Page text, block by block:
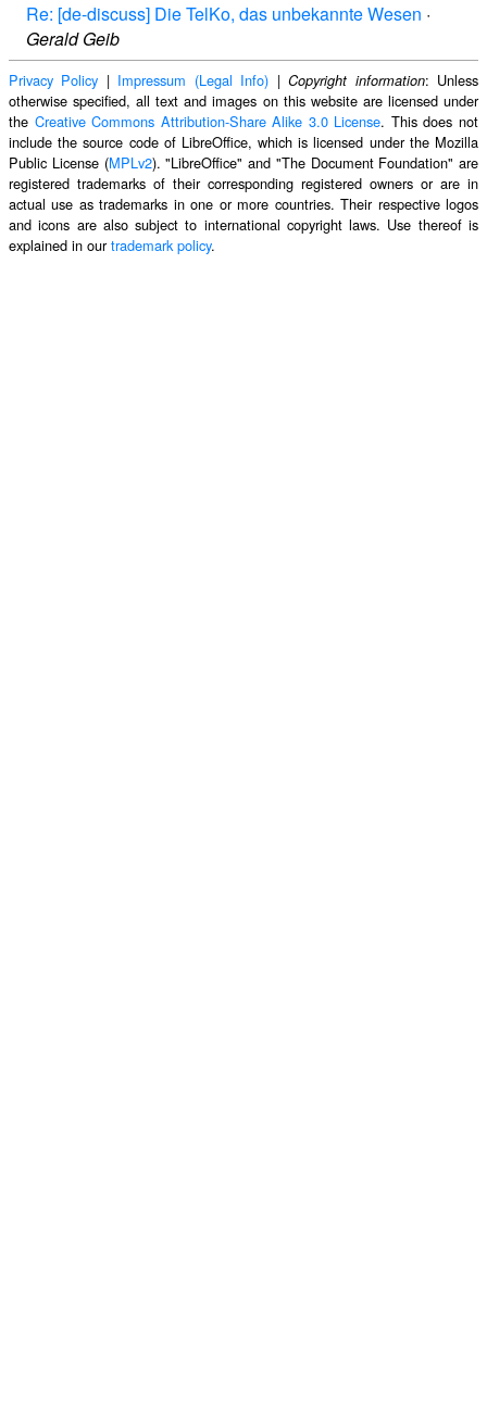
Re: [de-discuss] Die TelKo, das unbekannte Wesen ·
Gerald Geib
Privacy Policy | Impressum (Legal Info) |Copyright information: Unless
otherwise specified, all text and images on this website are licensed under
the Creative Commons Attribution-Share Alike 3.0 License. This does not
include the source code of LibreOffice, which is licensed under the Mozilla
Public License (MPLv2). "LibreOffice" and "The Document Foundation" are
registered trademarks of their corresponding registered owners or are in
actual use as trademarks in one or more countries. Their respective logos
and icons are also subject to international copyright laws. Use thereof is
explained in ourtrademark policy.